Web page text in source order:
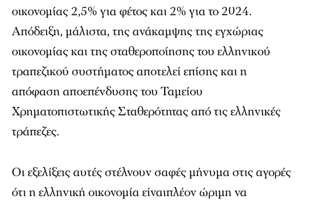
οικονομίας 2,5% για φέτος και 2% για το 2024.
Απόδειξη, μάλιστα, της ανάκαμψης της εγχώριας
οικονομίας και της σταθεροποίησης του ελληνικού
τραπεζικού συστήματος αποτελεί επίσης και η
απόφαση αποεπένδυσης του Ταμείου
Χρηματοπιστωτικής Σταθερότητας από τις ελληνικές
τράπεζες.
Οι εξελίξεις αυτές στέλνουν σαφές μήνυμα στις αγορές
ότι η ελληνική οικονομία είναιπλέον ώριμη να